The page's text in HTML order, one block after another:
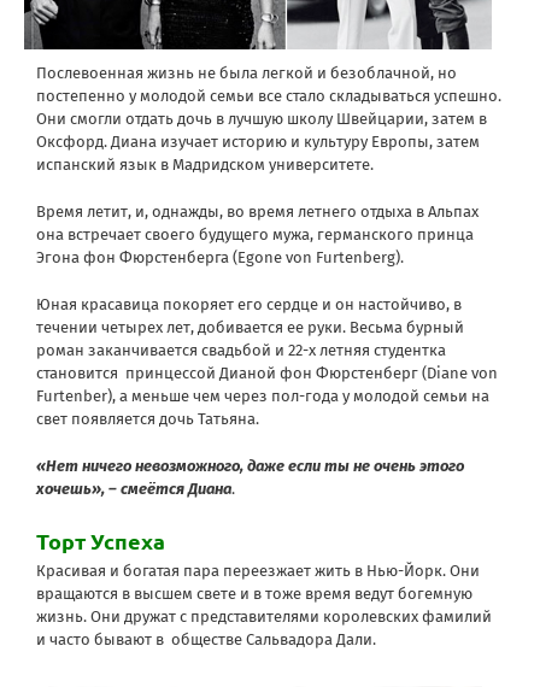
Послевоенная жизнь не была легкой и безоблачной, но
постепенно у молодой семьи все стало складываться успешно.
Они смогли отдать дочь в лучшую школу Швейцарии, затем в
Оксфорд. Диана изучает историю и культуру Европы, затем
испанский язык в Мадридском университете.
Время летит, и, однажды, во время летнего отдыха в Альпах
она встречает своего будущего мужа, германского принца
Эгона фон Фюрстенберга (Egone von Furtenberg).
Юная красавица покоряет его сердце и он настойчиво, в
течении четырех лет, добивается ее руки. Весьма бурный
роман заканчивается свадьбой и 22-х летняя студентка
становится принцессой Дианой фон Фюрстенберг (Diane von
Furtenber), а меньше чем через пол-года у молодой семьи на
свет появляется дочь Татьяна.
«Нет ничего невозможного, даже если ты не очень этого
хочешь», – смеётся Диана.
Торт Успеха
Красивая и богатая пара переезжает жить в Нью-Йорк. Они
вращаются в высшем свете и в тоже время ведут богемную
жизнь. Они дружат с представителями королевских фамилий
и часто бывают в обществе Сальвадора Дали.